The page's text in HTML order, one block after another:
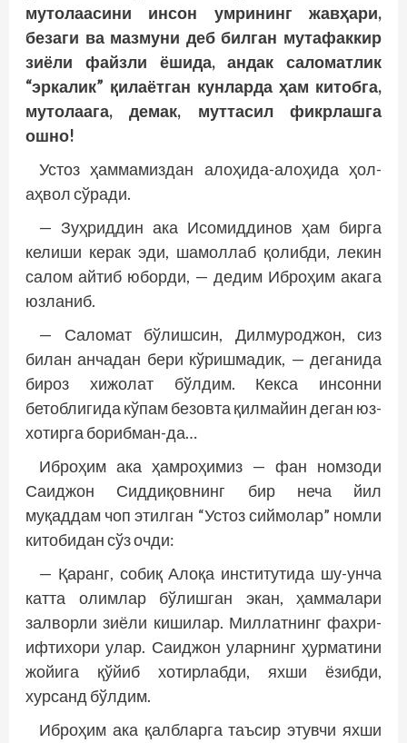
мутолаасини инсон умрининг жавҳари,
безаги ва мазмуни деб билган мутафаккир
зиёли файзли ёшида, андак саломатлик
“эркалик” қилаётган кунларда ҳам китобга,
мутолаага, демак, муттасил фикрлашга
ошно!
Устоз ҳаммамиздан алоҳида-алоҳида ҳол-
аҳвол сўради.
— Зуҳриддин ака Исомиддинов ҳам бирга
келиши керак эди, шамоллаб қолибди, лекин
салом айтиб юборди, — дедим Иброҳим акага
юзланиб.
— Саломат бўлишсин, Дилмуроджон, сиз
билан анчадан бери кўришмадик, — деганида
бироз хижолат бўлдим. Кекса инсонни
бетоблигида кўпам безовта қилмайин деган юз-
хотирга борибман-да…
Иброҳим ака ҳамроҳимиз — фан номзоди
Саиджон Сиддиқовнинг бир неча йил
муқаддам чоп этилган “Устоз сиймолар” номли
китобидан сўз очди:
— Қаранг, собиқ Алоқа институтида шу-унча
катта олимлар бўлишган экан, ҳаммалари
залворли зиёли кишилар. Миллатнинг фахри-
ифтихори улар. Саиджон уларнинг ҳурматини
жойига қўйиб хотирлабди, яхши ёзибди,
хурсанд бўлдим.
Иброҳим ака қалбларга таъсир этувчи яхши